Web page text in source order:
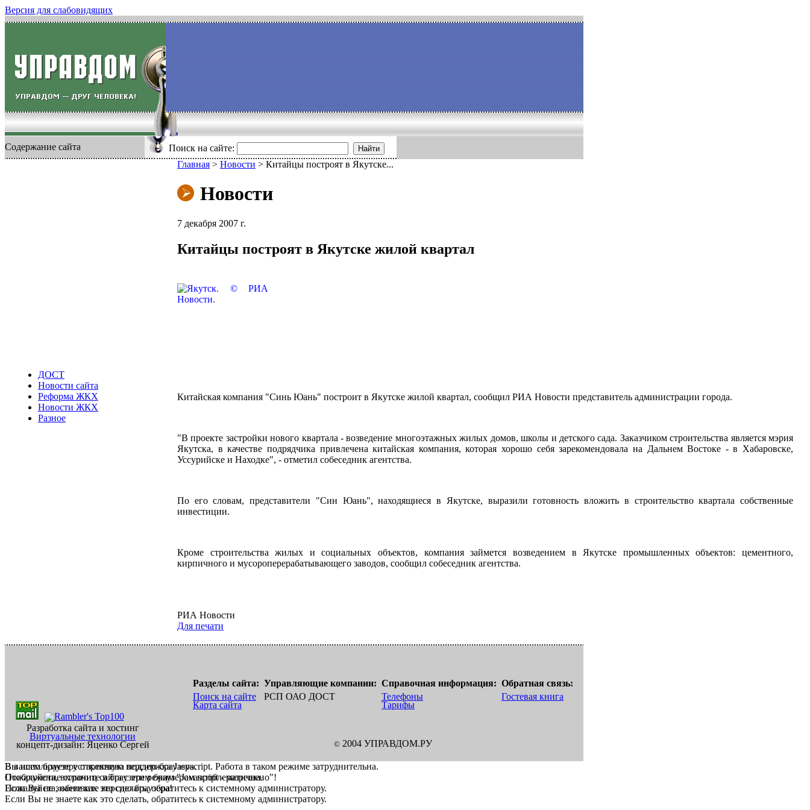
Версия для слабовидящих
Содержание сайта Поиск на сайте: Найти
ДОСТ
Новости сайта
Реформа ЖКХ
Новости ЖКХ
Разное
Главная > Новости > Китайцы построят в Якутске...
Новости
7 декабря 2007 г.
Китайцы построят в Якутске жилой квартал
Китайская компания "Синь Юань" построит в Якутске жилой квартал, сообщил РИА Новости представитель администрации города.
"В проекте застройки нового квартала - возведение многоэтажных жилых домов, школы и детского сада. Заказчиком строительства является мэрия
Якутска, в качестве подрядчика привлечена китайская компания, которая хорошо себя зарекомендовала на Дальнем Востоке - в Хабаровске,
Уссурийске и Находке", - отметил собеседник агентства.
По его словам, представители "Син Юань", находящиеся в Якутске, выразили готовность вложить в строительство квартала собственные
инвестиции.
Кроме строительства жилых и социальных объектов, компания займется возведением в Якутске промышленных объектов: цементного,
кирпичного и мусороперерабатывающего заводов, сообщил собеседник агентства.
РИА Новости
Для печати
Разработка сайта и хостинг
Виртуальные технологии
концепт-дизайн: Яценко Сергей
Разделы сайта: Управляющие компании: Справочная информация: Обратная связь:
Поиск на сайте
Карта сайта
РСП ОАО ДОСТ
Телефоны
Тарифы
Гостевая книга
© 2004 УПРАВДОМ.РУ
В вашем браузере отключена поддержка Jasvscript. Работа в таком режиме затруднительна.
Пожалуйста, включите в браузере режим "Javascript - разрешено"!
Если Вы не знаете как это сделать, обратитесь к системному администратору.
Вы используете устаревшую версию браузера.
Отображение страниц сайта с этим браузером проблематична.
Пожалуйста, обновите версию браузера!
Если Вы не знаете как это сделать, обратитесь к системному администратору.